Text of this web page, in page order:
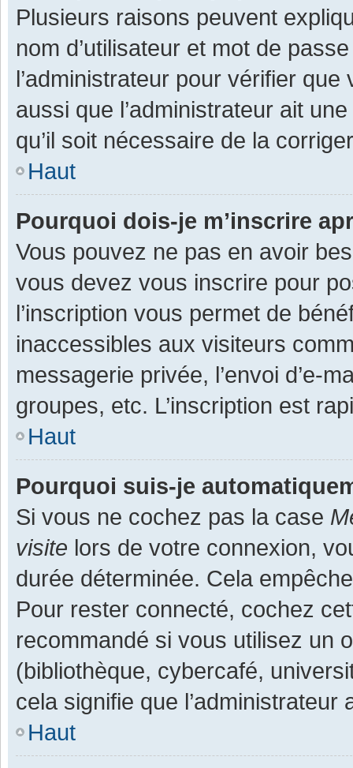
Plusieurs raisons peuvent
nom d’utilisateur et mot de
l’administrateur pour vérifier
aussi que l’administrateur ait
qu’il soit nécessaire de la
Haut
Pourquoi dois-je m’inscrire
Vous pouvez ne pas en avoir
vous devez vous inscrire pour
l’inscription vous permet de
inaccessibles aux visiteurs
messagerie privée, l’envoi d’e-
groupes, etc. L’inscription est
Haut
Pourquoi suis-je
Si vous ne cochez pas la case
visite lors de votre connexion,
durée déterminée. Cela
Pour rester connecté, cochez
recommandé si vous utilisez un
(bibliothèque, cybercafé,
cela signifie que
Haut